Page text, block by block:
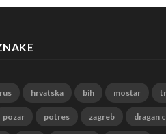
hrvatska bih mostar
pozar potres zagreb dragan